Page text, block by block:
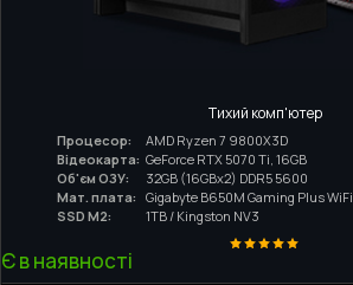
Тихий комп'ютер
Процесор:
AMD Ryzen 7 9800X3D
Відеокарта: GeForce RTX 5070 Ti, 16GB
Об'єм ОЗУ:
32GB (16GBx2) DDR5 5600
Мат. плата:
Gigabyte B650M Gaming Plus WiFi
SSD M2:
1TB / Kingston NV3
Є в наявності